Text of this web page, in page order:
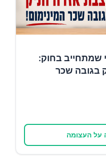
שמתחייב בחוק:
בגובה שכר
על העצומה